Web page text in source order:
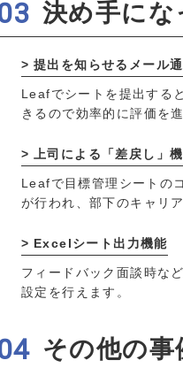
決め手にな
提出を知らせるメール
Leafでシートを提出する
きるので効率的に評価を
上司による「差戻し」
Leafで目標管理シートの
が行われ、部下のキャリ
Excelシート出力機能
フィードバック面談時な
設定を行えます。
その他の事